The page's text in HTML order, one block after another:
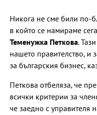
Никога не сме били по-
в който се намираме
Теменужка Петкова.
нашето правителство, и
за българския бизнес,
Петкова отбеляза, че
всички критерии за
че заедно с управителя